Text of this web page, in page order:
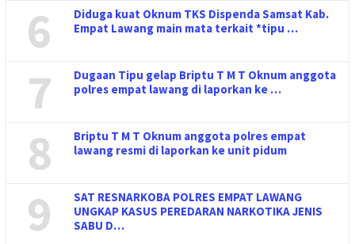
6
Diduga kuat Oknum TKS Dispenda Samsat Kab.
Empat Lawang main mata terkait *tipu …
7
Dugaan Tipu gelap Briptu T M T Oknum anggota
polres empat lawang di laporkan ke …
8
Briptu T M T Oknum anggota polres empat
lawang resmi di laporkan ke unit pidum
9
SAT RESNARKOBA POLRES EMPAT LAWANG
UNGKAP KASUS PEREDARAN NARKOTIKA JENIS
SABU D…